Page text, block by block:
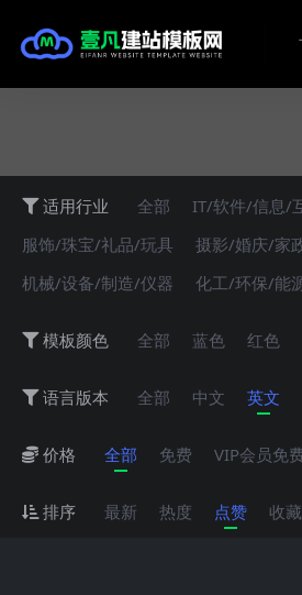
适用行业 全部 IT/软件/信息/
服饰/珠宝/礼品/玩具
摄影/婚庆/家
机械/设备/制造/仪器
化工/环保/能
模板颜色 全部 蓝色 红色
语言版本 全部 中文 英文
价格 全部 免费 VIP会员免
排序 最新 热度 点赞 收藏